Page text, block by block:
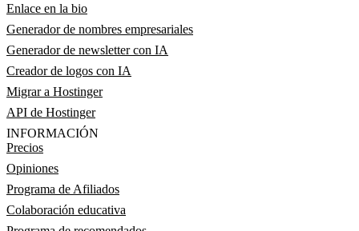
Enlace en la bio
Generador de nombres empresariales
Generador de newsletter con IA
Creador de logos con IA
Migrar a Hostinger
API de Hostinger
INFORMACIÓN
Precios
Opiniones
Programa de Afiliados
Colaboración educativa